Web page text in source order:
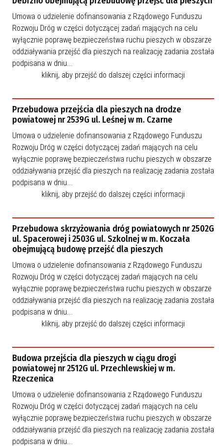
Umowa o udzielenie dofinansowania z Rządowego Funduszu
Rozwoju Dróg w części dotyczącej zadań mających na celu
wyłącznie poprawę bezpieczeństwa ruchu pieszych w obszarze
oddziaływania przejść dla pieszych na realizację zadania została
podpisana w dniu...
kliknij, aby przejść do dalszej części informacji
Przebudowa przejścia dla pieszych na drodze
powiatowej nr 2539G ul. Leśnej w m. Czarne
Umowa o udzielenie dofinansowania z Rządowego Funduszu
Rozwoju Dróg w części dotyczącej zadań mających na celu
wyłącznie poprawę bezpieczeństwa ruchu pieszych w obszarze
oddziaływania przejść dla pieszych na realizację zadania została
podpisana w dniu...
kliknij, aby przejść do dalszej części informacji
Przebudowa skrzyżowania dróg powiatowych nr 2502G
ul. Spacerowej i 2503G ul. Szkolnej w m. Koczała
obejmującą budowę przejść dla pieszych
Umowa o udzielenie dofinansowania z Rządowego Funduszu
Rozwoju Dróg w części dotyczącej zadań mających na celu
wyłącznie poprawę bezpieczeństwa ruchu pieszych w obszarze
oddziaływania przejść dla pieszych na realizację zadania została
podpisana w dniu...
kliknij, aby przejść do dalszej części informacji
Budowa przejścia dla pieszych w ciągu drogi
powiatowej nr 2512G ul. Przechlewskiej w m.
Rzeczenica
Umowa o udzielenie dofinansowania z Rządowego Funduszu
Rozwoju Dróg w części dotyczącej zadań mających na celu
wyłącznie poprawę bezpieczeństwa ruchu pieszych w obszarze
oddziaływania przejść dla pieszych na realizację zadania została
podpisana w dniu...